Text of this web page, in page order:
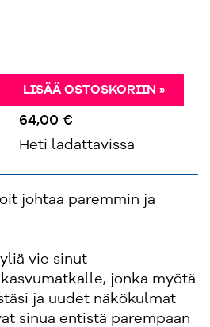
LISÄÄ OSTOSKORIIN »
64,00 €
Heti ladattavissa
johtaa paremmin ja
vie sinut
jonka myötä
ja uudet näkökulmat
sinua entistä parempaan